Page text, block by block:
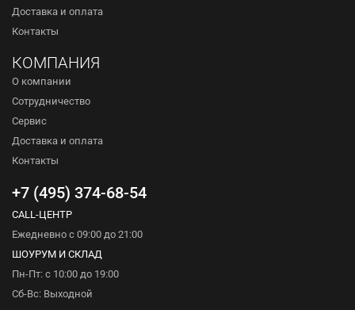
Доставка и оплата
Контакты
КОМПАНИЯ
О компании
Сотрудничество
Сервис
Доставка и оплата
Контакты
+7 (495) 374-68-54
CALL-ЦЕНТР
Ежедневно с 09:00 до 21:00
ШОУРУМ И СКЛАД
Пн-Пт: с 10:00 до 19:00
Сб-Вс: Выходной